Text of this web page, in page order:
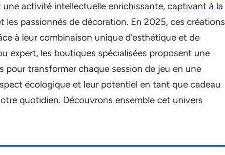
une activité intellectuelle enrichissante, captivant à la
les passionnés de décoration. En 2025, ces créations
à leur combinaison unique d’esthétique et de
expert, les boutiques spécialisées proposent une
pour transformer chaque session de jeu en une
écologique et leur potentiel en tant que cadeau
quotidien. Découvrons ensemble cet univers